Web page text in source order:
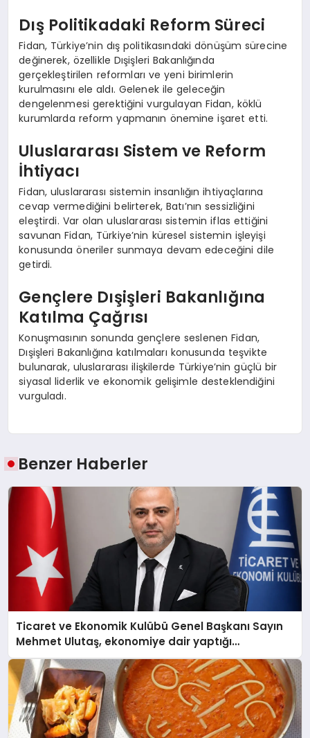
Dış Politikadaki Reform Süreci
Fidan, Türkiye’nin dış politikasındaki dönüşüm sürecine
değinerek, özellikle Dışişleri Bakanlığında
gerçekleştirilen reformları ve yeni birimlerin
kurulmasını ele aldı. Gelenek ile geleceğin
dengelenmesi gerektiğini vurgulayan Fidan, köklü
kurumlarda reform yapmanın önemine işaret etti.
Uluslararası Sistem ve Reform
İhtiyacı
Fidan, uluslararası sistemin insanlığın ihtiyaçlarına
cevap vermediğini belirterek, Batı’nın sessizliğini
eleştirdi. Var olan uluslararası sistemin iflas ettiğini
savunan Fidan, Türkiye’nin küresel sistemin işleyişi
konusunda öneriler sunmaya devam edeceğini dile
getirdi.
Gençlere Dışişleri Bakanlığına
Katılma Çağrısı
Konuşmasının sonunda gençlere seslenen Fidan,
Dışişleri Bakanlığına katılmaları konusunda teşvikte
bulunarak, uluslararası ilişkilerde Türkiye’nin güçlü bir
siyasal liderlik ve ekonomik gelişimle desteklendiğini
vurguladı.
Benzer Haberler
Ticaret ve Ekonomik Kulübü Genel Başkanı Sayın
Mehmet Ulutaş, ekonomiye dair yaptığı
açıklamada şunları kaydetti: